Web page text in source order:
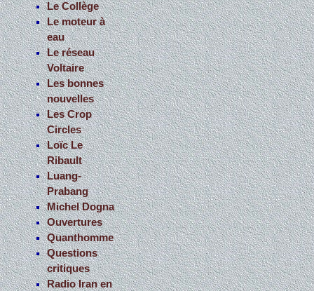
Le Collège
Le moteur à
eau
Le réseau
Voltaire
Les bonnes
nouvelles
Les Crop
Circles
Loïc Le
Ribault
Luang-
Prabang
Michel Dogna
Ouvertures
Quanthomme
Questions
critiques
Radio Iran en